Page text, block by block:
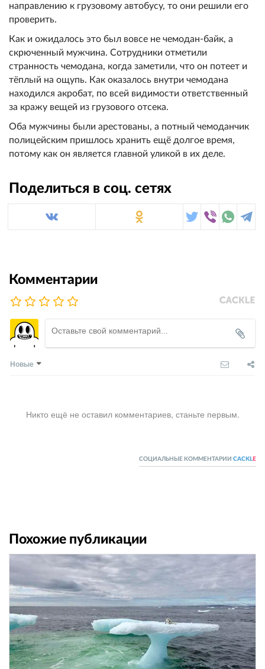
направлению к грузовому автобусу, то они решили его
проверить.
Как и ожидалось это был вовсе не чемодан-байк, а
скрюченный мужчина. Сотрудники отметили
странность чемодана, когда заметили, что он потеет и
тёплый на ощупь. Как оказалось внутри чемодана
находился акробат, по всей видимости ответственный
за кражу вещей из грузового отсека.
Оба мужчины были арестованы, а потный чемоданчик
полицейским пришлось хранить ещё долгое время,
потому как он является главной уликой в их деле.
Поделиться в соц. сетях
Комментарии
Новые
Никто ещё не оставил комментариев, станьте первым.
СОЦИАЛЬНЫЕ КОММЕНТАРИИ CACKL E
Похожие публикации